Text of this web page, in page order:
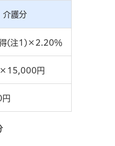
介護分
得(注1)×2.20％
×15,000円